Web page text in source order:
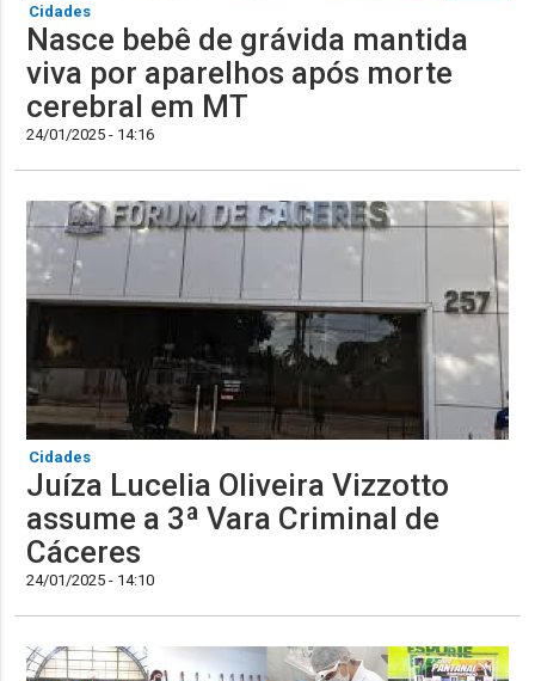
Cidades
Nasce bebê de grávida mantida
viva por aparelhos após morte
cerebral em MT
24/01/2025 - 14:16
Cidades
Juíza Lucelia Oliveira Vizzotto
assume a 3ª Vara Criminal de
Cáceres
24/01/2025 - 14:10